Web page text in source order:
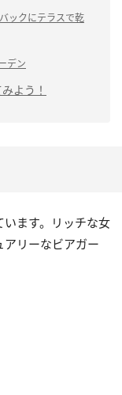
ックにテラスで乾
デン
よう！
ます。リッチな女
リーなビアガー